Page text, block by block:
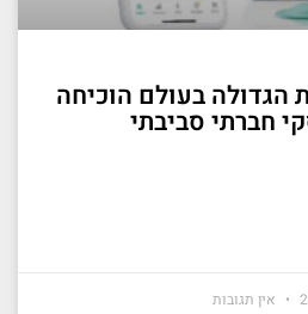
הגדולה בעולם הוכיחה
חברתי סביבתי
אין תגובות